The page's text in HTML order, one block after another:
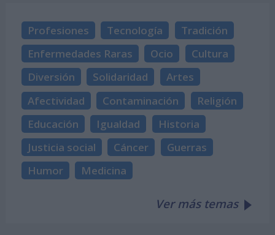
Profesiones Tecnología
Tradición
Enfermedades Raras
Ocio
Cultura
Diversión
Solidaridad
Artes
Afectividad
Contaminación
Religión
Educación
Igualdad
Historia
Justicia social
Cáncer
Guerras
Humor
Medicina
Ver más temas